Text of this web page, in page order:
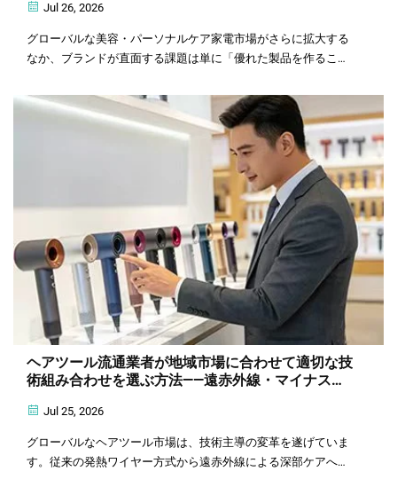
す Jul 26, 2026
グローバルな美容・パーソナルケア家電市場がさらに拡大する
なか、ブランドが直面する課題は単に「優れた製品を作るこ
最適なハードウェアとして具現化するか」へと変化していま
ヘアツール流通業者が地域市場に合わせて適切な技
術組み合わせを選ぶ方法――遠赤外線・マイナスイ
Jul 25, 2026
グローバルなヘアツール市場は、技術主導の変革を遂げていま
す。従来の発熱ワイヤー方式から遠赤外線による深部ケアへ、